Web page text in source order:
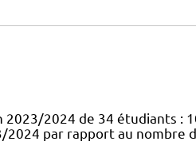
2023/2024 de 34 étudiants :
2024 par rapport au nombre